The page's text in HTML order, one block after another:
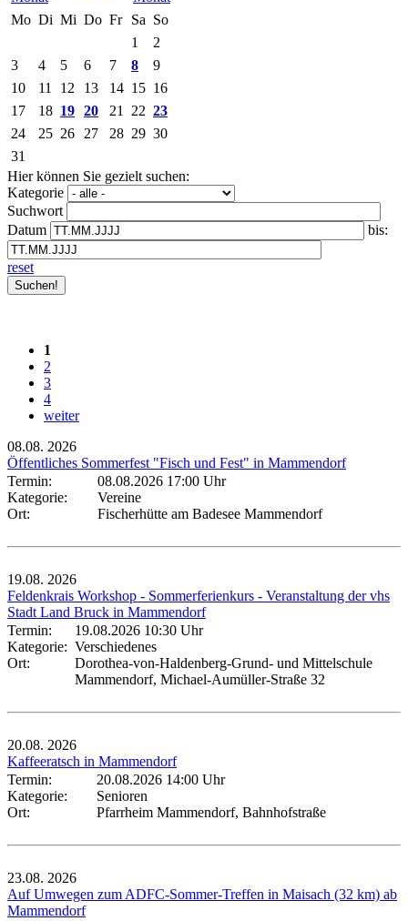
Mo Di Mi Do Fr Sa So
1
2
3
4 5 6 7 8
9
10
11 12 13 14 15 16
17
18 19 20 21 22 23
24
25 26 27 28 29 30
31
Hier können Sie gezielt suchen:
Kategorie
Suchwort
Datum
bis:
reset
1
2
3
4
weiter
08.08. 2026
Öffentliches Sommerfest "Fisch und Fest" in Mammendorf
Termin:
08.08.2026 17:00 Uhr
Kategorie:
Vereine
Ort:
Fischerhütte am Badesee Mammendorf
19.08. 2026
Feldenkrais Workshop - Sommerferienkurs - Veranstaltung der vhs
Stadt Land Bruck in Mammendorf
Termin:
19.08.2026 10:30 Uhr
Kategorie: Verschiedenes
Ort:
Dorothea-von-Haldenberg-Grund- und Mittelschule
Mammendorf, Michael-Aumüller-Straße 32
20.08. 2026
Kaffeeratsch in Mammendorf
Termin:
20.08.2026 14:00 Uhr
Kategorie:
Senioren
Ort:
Pfarrheim Mammendorf, Bahnhofstraße
23.08. 2026
Auf Umwegen zum ADFC-Sommer-Treffen in Maisach (32 km) ab
Mammendorf